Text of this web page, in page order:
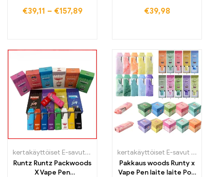
uudelleenladattava
€39,11 – €157,89 €39,98
kertakäyttöiset E-savut
,kertakäyttöiset E-savut Suomi,
Runtz Runtz Packwoods
X Vape Pen
kertakäyttöiset E-savut Suomi
Pakkaus woods Runty x
Vape Pen laite laite Pod